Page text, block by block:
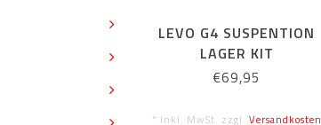
LEVO G4 SUSPENTION
LAGER KIT
€69,95
* Inkl. MwSt. zzgl. Versandkosten